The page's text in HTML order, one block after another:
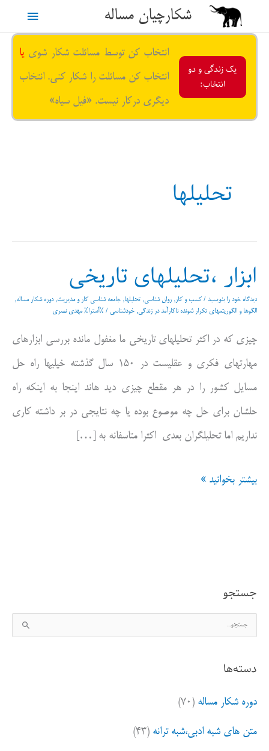
محتوا
شکارچیان مساله
فهرست
یک زندگی و دو
انتخاب:
انتخاب کن توسط مسائلت شکار شوی یا
انتخاب کن مسائلت را شکار کنی. انتخاب
دیگری درکار نیست. «فیل سیاه»
تحلیلها
ابزار ،تحلیلهای تاریخی
دیدگاه‌ خود را بنویسید / کسب و کار, روان شناسی, تحلیلها, جامعه شناسی کار و مدیریت,دوره شکار مساله,
الگوها و الگوریتمهای تکرار شونده ناکارآمد در زندگی, خودشناسی / %آسترا% مهدی نصری
چیزی که در اکثر تحلیلهای تاریخی ما مغفول مانده بررسی ابزارهای
مهارتهای فکری و عقلیست در ۱۵۰ سال گذشته خیلیها راه حل
مسایل کشور را در هر مقطع چیزی دید هاند اینجا به اینکه راه
حلشان برای حل چه موصوع بوده یا چه نتایجی در بر داشته کاری
نداریم اما تحلیلگران بعدی اکثرا متاسفانه به […]
ابزار
بیشتر بخوانید »
جستجو
س
ج
ب
ا
دسته‌ها
دوره شکار مساله (۷۰)
متن های شبه ادبی،شبه ترانه (۴۳)